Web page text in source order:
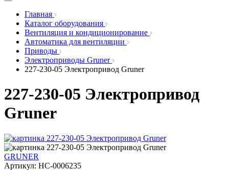
Главная
Каталог оборудования
Вентиляция и кондиционирование
Автоматика для вентиляции
Приводы
Электроприводы Gruner
227-230-05 Электропривод Gruner
227-230-05 Электропривод
Gruner
GRUNER
Артикул: НС-0006235